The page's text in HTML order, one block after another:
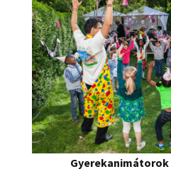
Gyerekanimátorok